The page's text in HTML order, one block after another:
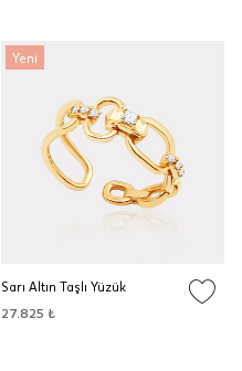
Yeni
Sarı Altın Taşlı Yüzük
27.825 ₺